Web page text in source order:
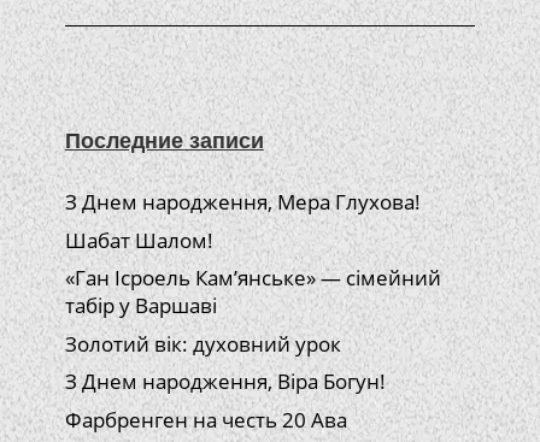
Последние записи
З Днем народження, Мера Глухова!
Шабат Шалом!
«Ган Ісроель Кам’янське» — сімейний
табір у Варшаві
Золотий вік: духовний урок
З Днем народження, Віра Богун!
Фарбренген на честь 20 Ава